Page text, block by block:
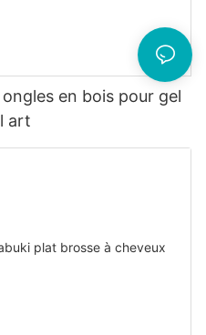
en bois pour gel
art